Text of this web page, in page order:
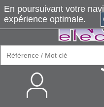
En poursuivant votre
expérience optimale.